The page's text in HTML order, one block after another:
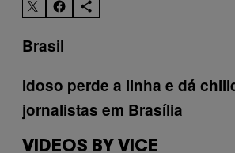
Brasil
Idoso perde a linha e dá
jornalistas em Brasília
VIDEOS BY VICE